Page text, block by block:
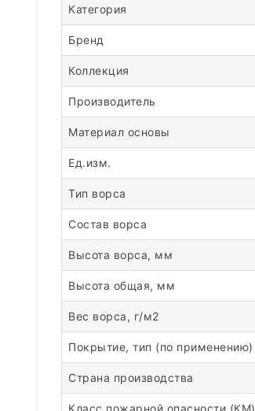
Категория
Бренд
Коллекция
Производитель
Материал основы
Ед.изм.
Тип ворса
Состав ворса
Высота ворса, мм
Высота общая, мм
Вес ворса, г/м2
Покрытие, тип (по применению)
Страна производства
Класс пожарной опасности (КМ)